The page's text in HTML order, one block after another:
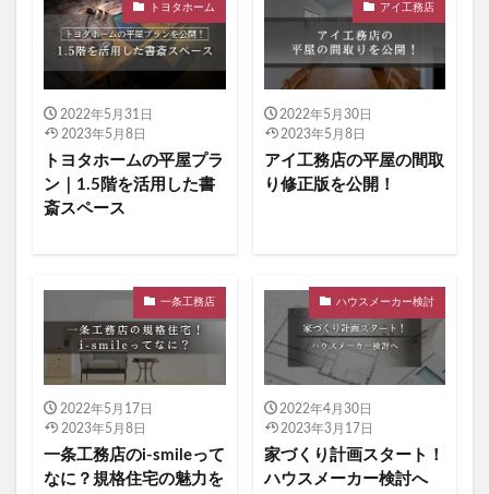
トヨタホーム
2022年5月31日
2023年5月8日
トヨタホームの平屋プラ
ン｜1.5階を活用した書
斎スペース
アイ工務店
2022年5月30日
2023年5月8日
アイ工務店の平屋の間取
り修正版を公開！
一条工務店
2022年5月17日
2023年5月8日
一条工務店のi-smileって
なに？規格住宅の魅力を
ハウスメーカー検討
2022年4月30日
2023年3月17日
家づくり計画スタート！
ハウスメーカー検討へ